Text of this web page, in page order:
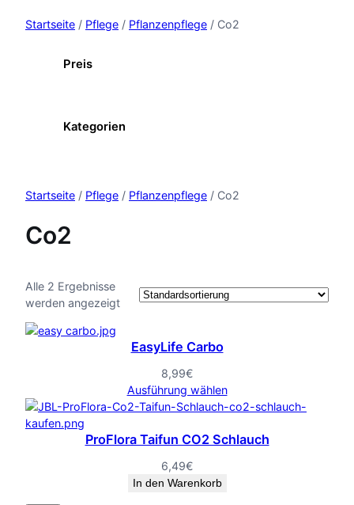
Startseite / Pflege / Pflanzenpflege / Co2
Preis
Kategorien
Startseite / Pflege / Pflanzenpflege / Co2
Co2
Alle 2 Ergebnisse
werden angezeigt
EasyLife Carbo
8,99€
Ausführung wählen
ProFlora Taifun CO2 Schlauch
6,49€
In den Warenkorb